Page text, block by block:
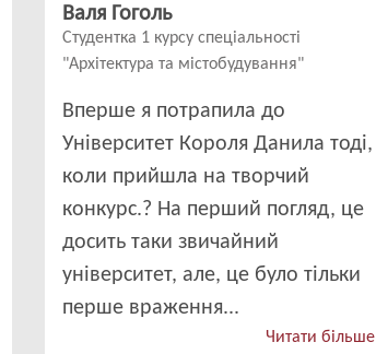
Валя Гоголь
Студентка 1 курсу спеціальності
"Архітектура та містобудування"
Вперше я потрапила до
Університет Короля Данила тоді,
коли прийшла на творчий
конкурс.? На перший погляд, це
досить таки звичайний
університет, але, це було тільки
перше враження...
Читати більше